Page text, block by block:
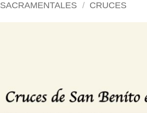
SACRAMENTALES / CRUCES